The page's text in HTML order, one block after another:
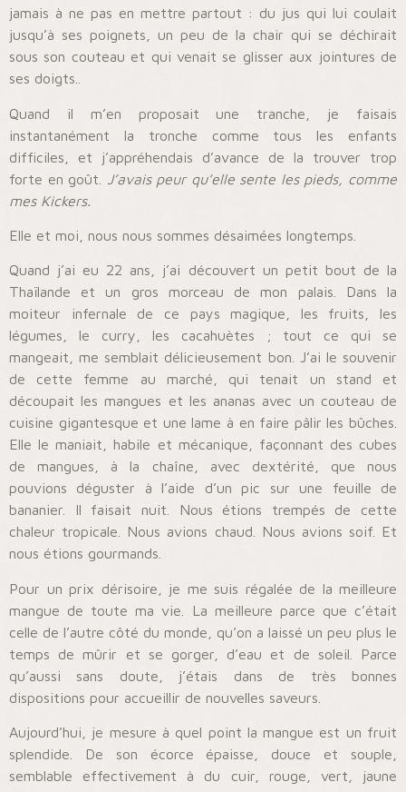
jamais à ne pas en mettre partout : du jus qui lui coulait
jusqu’à ses poignets, un peu de la chair qui se déchirait
sous son couteau et qui venait se glisser aux jointures de
ses doigts..
Quand il m’en proposait une tranche, je faisais
instantanément la tronche comme tous les enfants
difficiles, et j’appréhendais d’avance de la trouver trop
forte en goût. J’avais peur qu’elle sente les pieds, comme
mes Kickers.
Elle et moi, nous nous sommes désaimées longtemps.
Quand j’ai eu 22 ans, j’ai découvert un petit bout de la
Thaïlande et un gros morceau de mon palais. Dans la
moiteur infernale de ce pays magique, les fruits, les
légumes, le curry, les cacahuètes ; tout ce qui se
mangeait, me semblait délicieusement bon. J’ai le souvenir
de cette femme au marché, qui tenait un stand et
découpait les mangues et les ananas avec un couteau de
cuisine gigantesque et une lame à en faire pâlir les bûches.
Elle le maniait, habile et mécanique, façonnant des cubes
de mangues, à la chaîne, avec dextérité, que nous
pouvions déguster à l’aide d’un pic sur une feuille de
bananier. Il faisait nuit. Nous étions trempés de cette
chaleur tropicale. Nous avions chaud. Nous avions soif. Et
nous étions gourmands.
Pour un prix dérisoire, je me suis régalée de la meilleure
mangue de toute ma vie. La meilleure parce que c’était
celle de l’autre côté du monde, qu’on a laissé un peu plus le
temps de mûrir et se gorger, d’eau et de soleil. Parce
qu’aussi sans doute, j’étais dans de très bonnes
dispositions pour accueillir de nouvelles saveurs.
Aujourd’hui, je mesure à quel point la mangue est un fruit
splendide. De son écorce épaisse, douce et souple,
semblable effectivement à du cuir, rouge, vert, jaune